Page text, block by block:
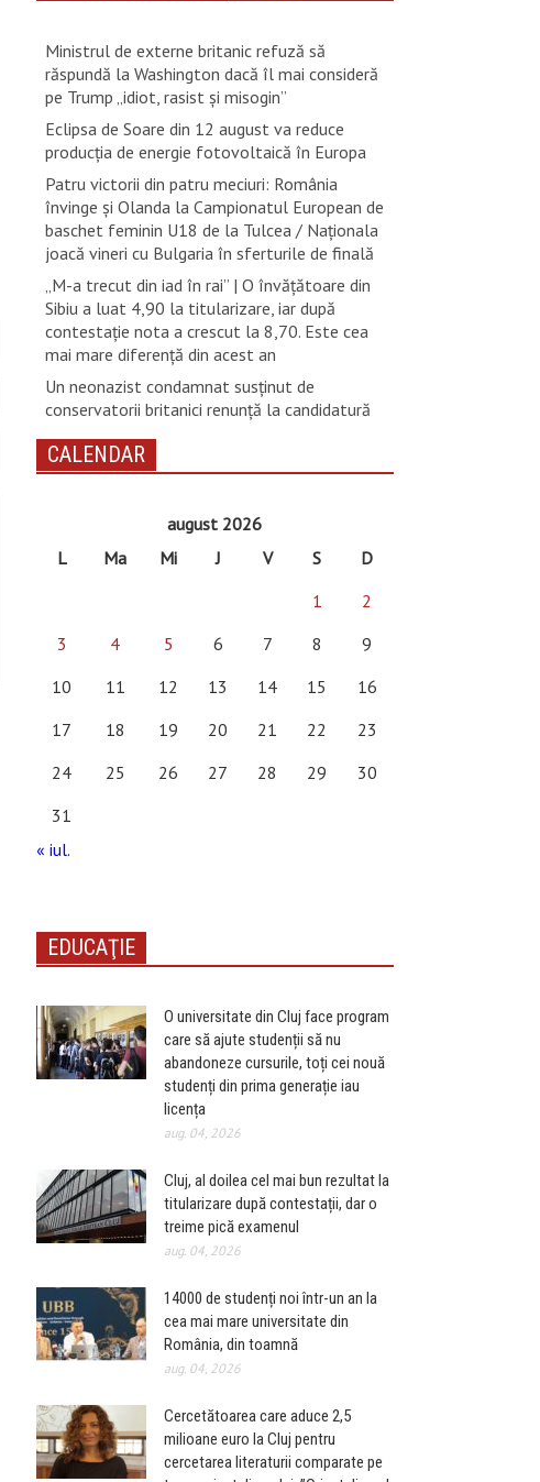
Ministrul de externe britanic refuză să
răspundă la Washington dacă îl mai consideră
pe Trump „idiot, rasist şi misogin”
Eclipsa de Soare din 12 august va reduce
producția de energie fotovoltaică în Europa
Patru victorii din patru meciuri: România
învinge și Olanda la Campionatul European de
baschet feminin U18 de la Tulcea / Naționala
joacă vineri cu Bulgaria în sferturile de finală
„M-a trecut din iad în rai” | O învățătoare din
Sibiu a luat 4,90 la titularizare, iar după
contestație nota a crescut la 8,70. Este cea
mai mare diferență din acest an
Un neonazist condamnat susţinut de
conservatorii britanici renunţă la candidatură
CALENDAR
august 2026
L
Ma Mi J V S
D
1
2
3
4 5 6 7 8
9
10
11 12 13 14 15
16
17
18 19 20 21 22
23
24
25 26 27 28 29
30
31
« iul.
EDUCAŢIE
O universitate din Cluj face program
care să ajute studenții să nu
abandoneze cursurile, toți cei nouă
studenți din prima generație iau
licența
aug. 04, 2026
Cluj, al doilea cel mai bun rezultat la
titularizare după contestații, dar o
treime pică examenul
aug. 04, 2026
14000 de studenți noi într-un an la
cea mai mare universitate din
România, din toamnă
aug. 04, 2026
Cercetătoarea care aduce 2,5
milioane euro la Cluj pentru
cercetarea literaturii comparate pe